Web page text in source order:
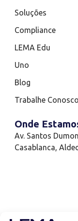
Soluções
Compliance
LEMA Edu
Uno
Blog
Trabalhe Conosco
Onde
Av. Santos
Casablanca,